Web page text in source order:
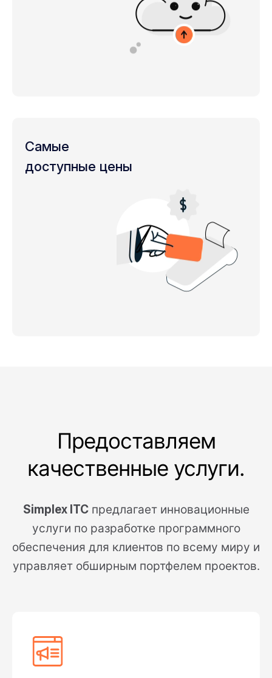
Самые
доступные цены
Предоставляем
качественные услуги.
Simplex ITCпредлагает инновационные
услуги по разработке программного
обеспечения для клиентов по всему миру и
управляет обширным портфелем проектов.